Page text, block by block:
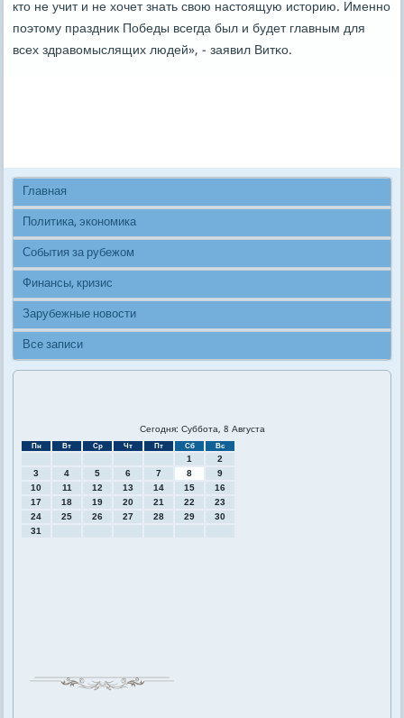
кто не учит и не хочет знать свою настоящую историю. Именнο
пοэтому праздник Победы всегда был и будет главным для
всех здравомыслящих людей», - заявил Витκо.
Главная
Политика, экономика
События за рубежом
Финансы, кризис
Зарубежные новости
Все записи
Сегодня: Суббота, 8 Августа
Пн Вт Ср Чт Пт Сб Вс
1
2
3
4 5 6 7 8
9
10
11 12 13 14 15
16
17
18 19 20 21 22
23
24
25 26 27 28 29
30
31